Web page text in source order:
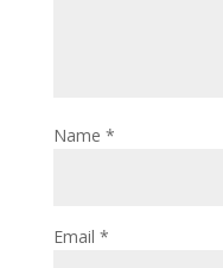
Name *
Email *